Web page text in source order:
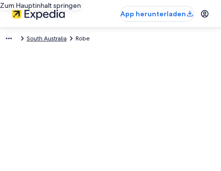
Zum Hauptinhalt springen
App herunterladen
South Australia Robe